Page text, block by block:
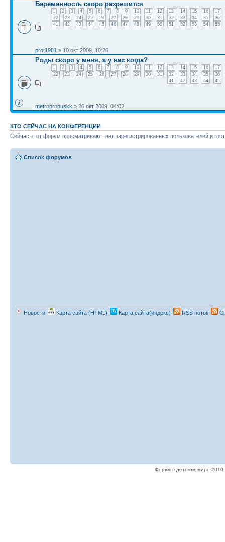
Беременность скоро разрешится
1 2 3 4 5 6 7 8 9 10 11 12 13 14 15 16
17
22
23 24 25 26 27 28 29 30 31 32 33 34 35
36
41
42 43 44 45 46 47 48 49 50 51 52 53 54 55
prot1981 » 10 окт 2009, 10:26
Роды скоро у меня, а у вас когда?
1 2 3 4 5 6 7 8 9 10 11 12 13 14 15 16
17
22
23 24 25 26 27 28 29 30 31 32 33 34 35
36
41
42 43 44 45
metropropuskk » 26 окт 2009, 04:02
КТО СЕЙЧАС НА КОНФЕРЕНЦИИ
Сейчас этот форум просматривают: нет зарегистрированных пользователей и
Список форумов
Новости Карта сайта (HTML) Карта сайта(индекс) RSS поток
Форум в детском мире